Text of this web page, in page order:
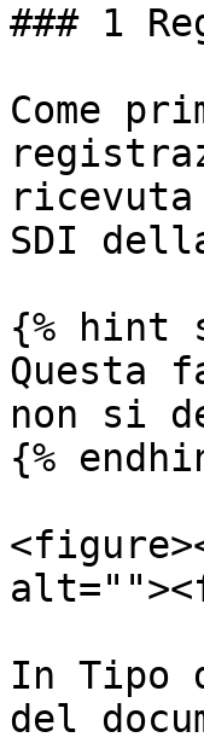
### 1️
Come
SDI
{% hint
Questa
non si
{%
In Tipo
del